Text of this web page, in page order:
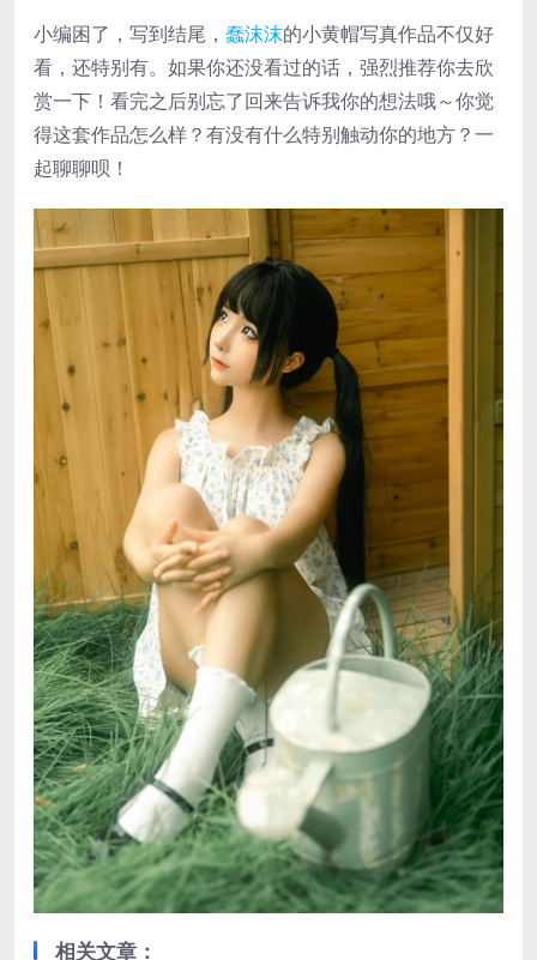
小编困了，写到结尾， 蠢沫沫的小黄帽写真作品不仅好
看，还特别有。如果你还没看过的话，强烈推荐你去欣
赏一下！看完之后别忘了回来告诉我你的想法哦～你觉
得这套作品怎么样？有没有什么特别触动你的地方？一
起聊聊呗！
相关文章：